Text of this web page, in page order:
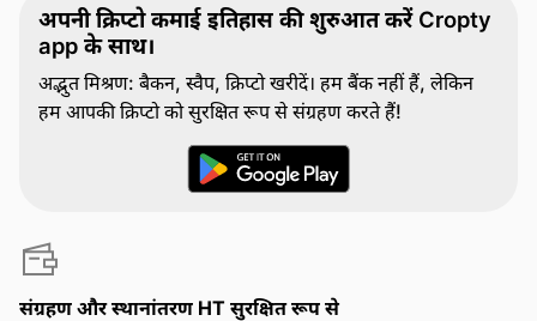
अपनी क्रिप्टो कमाई इतिहास की शुरुआत करें Cropty
app के साथ।
अद्भुत मिश्रण: बैकन, स्वैप, क्रिप्टो खरीदें। हम बैंक नहीं हैं, लेकिन
हम आपकी क्रिप्टो को सुरक्षित रूप से संग्रहण करते हैं!
संग्रहण और स्थानांतरण HT सुरक्षित रूप से